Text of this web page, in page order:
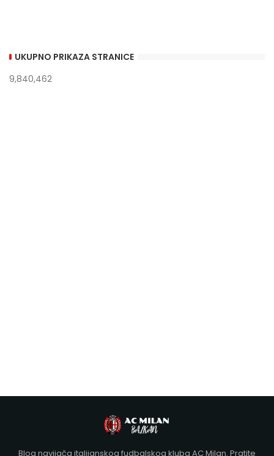
UKUPNO PRIKAZA STRANICE
9,840,462
Blog navijača italijanskog fudbalskog kluba AC Milan. Pratite